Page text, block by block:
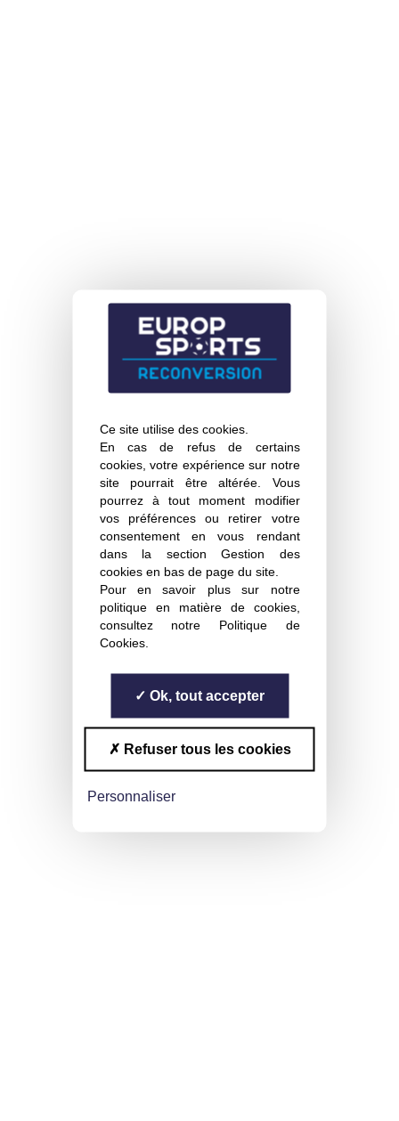
Ce site utilise des cookies.
En cas de refus de certains
cookies, votre expérience sur notre
site pourrait être altérée. Vous
pourrez à tout moment modifier
vos préférences ou retirer votre
consentement en vous rendant
dans la section Gestion des
cookies en bas de page du site.
Pour en savoir plus sur notre
politique en matière de cookies,
consultez notre Politique de
Cookies.
Ok, tout accepter
Refuser tous les cookies
Personnaliser
24.06.2026
LES DIPLÔMÉS DE L'EM LYON
Remise des diplômes
LIRE LA NEWS